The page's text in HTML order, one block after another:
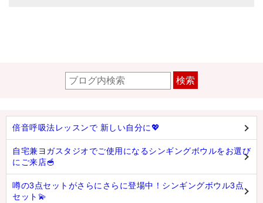
検索
倍音呼吸法レッスンで 新しい自分に💖
自宅兼ヨガスタジオでご使用になるシンギングボウルをお選び
にご来店🥣
噂の3点セットがさらにさらに登場中！シンギングボウル3点
セット💫